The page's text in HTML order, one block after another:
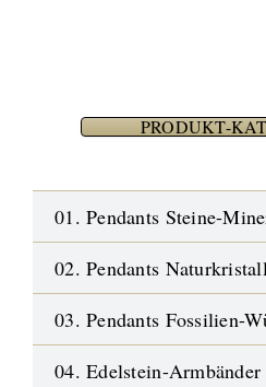
PRODUKT-
01. Pendants Steine-
02. Pendants
03. Pendants Fossilien-
04. Edelstein-Armbänder